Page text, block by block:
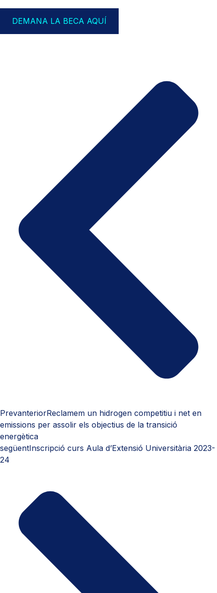
DEMANA LA BECA AQUÍ
PrevanteriorReclamem un hidrogen competitiu i net en
emissions per assolir els objectius de la transició
energètica
següentInscripció curs Aula d’Extensió Universitària 2023-
24